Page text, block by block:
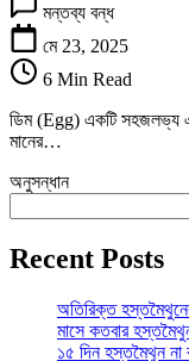
Benefits
and
|
উপকারিতা
ও
পুষ্টি
তে
মন্তব্য বন্ধ
মে 23, 2025
6 Min Read
ডিম (Egg) একটি সহজলভ্য
মানের…
অনুসন্ধান
Recent Posts
অতিরিক্ত
মাসে কতবার
১৫ দিন হস্তমৈথুন না